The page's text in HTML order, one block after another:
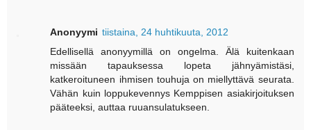
Anonyymi tiistaina, 24 huhtikuuta, 2012
Edellisellä anonyymillä on ongelma. Älä kuitenkaan
missään tapauksessa lopeta jähnyämistäsi,
katkeroituneen ihmisen touhuja on miellyttävä seurata.
Vähän kuin loppukevennys Kemppisen asiakirjoituksen
pääteeksi, auttaa ruuansulatukseen.